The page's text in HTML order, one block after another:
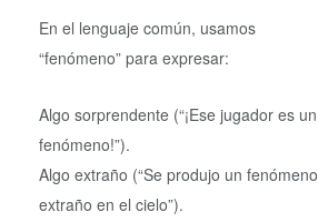
En el lenguaje común, usamos
“fenómeno” para expresar:
Algo sorprendente (“¡Ese jugador es un
fenómeno!”).
Algo extraño (“Se produjo un fenómeno
extraño en el cielo”).